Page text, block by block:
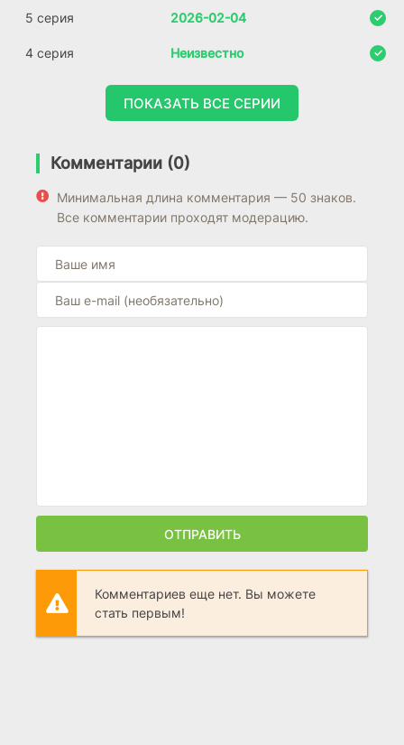
5 серия 2026-02-04
4 серия Неизвестно
ПОКАЗАТЬ ВСЕ СЕРИИ
Комментарии (0)
Минимальная длина комментария — 50 знаков.
Все комментарии проходят модерацию.
ОТПРАВИТЬ
Комментариев еще нет. Вы можете
стать первым!